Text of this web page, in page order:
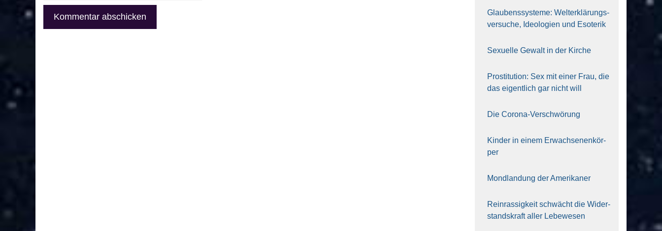
Glau­bens­sys­te­me: Welt­erklä­rungs­
ver­su­che, Ideo­lo­gien und Eso­te­rik
Sexu­el­le Gewalt in der Kir­che
Pro­sti­tu­ti­on: Sex mit einer Frau, die
das eigent­lich gar nicht will
Die Coro­na-Ver­schwö­rung
Kin­der in einem Erwach­se­nen­kör­
per
Mond­lan­dung der Ame­ri­ka­ner
Rein­ras­sig­keit schwächt die Wider­
stands­kraft aller Lebe­we­sen